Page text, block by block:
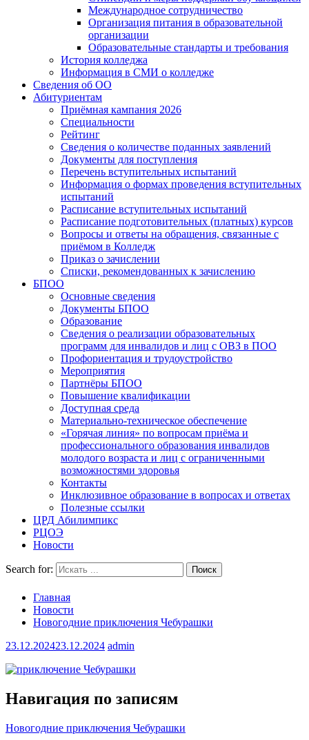
Международное сотрудничество
Организация питания в образовательной
организации
Образовательные стандарты и требования
История колледжа
Информация в СМИ о колледже
Сведения об ОО
Абитуриентам
Приёмная кампания 2026
Специальности
Рейтинг
Сведения о количестве поданных заявлений
Документы для поступления
Перечень вступительных испытаний
Информация о формах проведения вступительных
испытаний
Расписание вступительных испытаний
Расписание подготовительных (платных) курсов
Вопросы и ответы на обращения, связанные с
приёмом в Колледж
Приказ о зачислении
Списки, рекомендованных к зачислению
БПОО
Основные сведения
Документы БПОО
Образование
Сведения о реализации образовательных
программ для инвалидов и лиц с ОВЗ в ПОО
Профориентация и трудоустройство
Мероприятия
Партнёры БПОО
Повышение квалификации
Доступная среда
Материально-техническое обеспечение
«Горячая линия» по вопросам приёма и
профессионального образования инвалидов
молодого возраста и лиц с ограниченными
возможностями здоровья
Контакты
Инклюзивное образование в вопросах и ответах
Полезные ссылки
ЦРД Абилимпикс
РЦОЭ
Новости
Search for:
Главная
Новости
Новогодние приключения Чебурашки
23.12.202423.12.2024 admin
Навигация по записям
Новогодние приключения Чебурашки